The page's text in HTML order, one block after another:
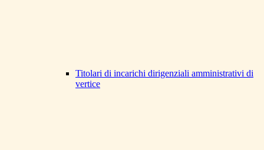
Titolari di incarichi dirigenziali amministrativi di
vertice